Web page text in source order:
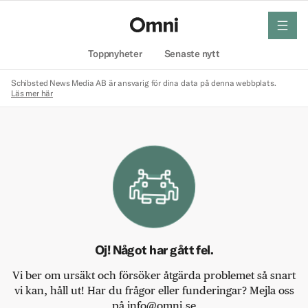
Toppnyheter Senaste nytt
meny
Schibsted News Media AB är ansvarig för dina data på denna webbplats.
Läs mer här
Oj! Något har gått fel.
Vi ber om ursäkt och försöker åtgärda problemet så snart
vi kan, håll ut! Har du frågor eller funderingar? Mejla oss